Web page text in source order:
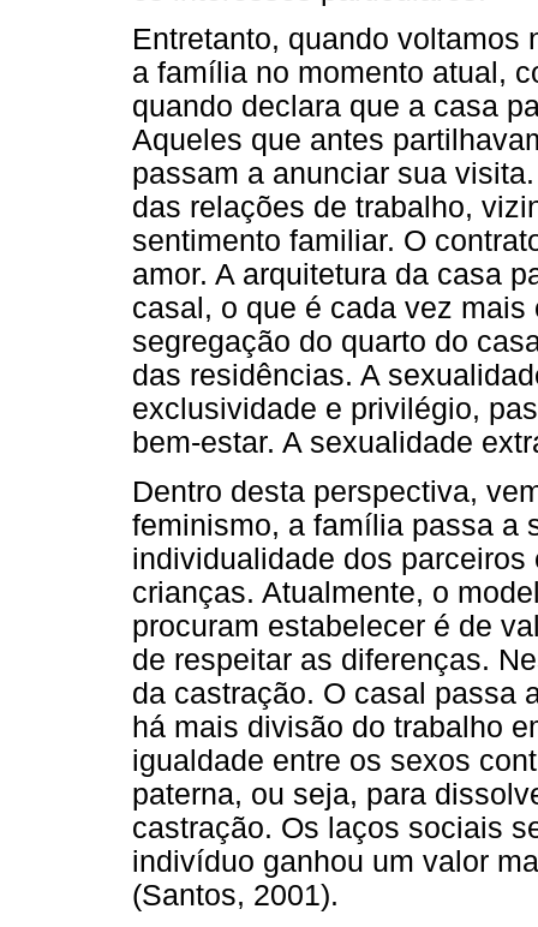
Entretanto, quando voltamos
a família no momento atual,
quando declara que a casa
Aqueles que antes
passam a anunciar sua
das relações de trabalho,
sentimento familiar. O
amor. A arquitetura da casa
casal, o que é cada vez
segregação do quarto do
das residências. A
exclusividade e privilégio,
bem-estar. A sexualidade
Dentro desta perspectiva,
feminismo, a família passa a
individualidade dos
crianças. Atualmente, o
procuram estabelecer é de
de respeitar as diferenças.
da castração. O casal passa
há mais divisão do trabalho
igualdade entre os sexos
paterna, ou seja, para
castração. Os laços sociais
indivíduo ganhou um valor
(Santos, 2001).